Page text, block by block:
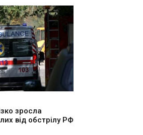
зросла
від обстрілу РФ